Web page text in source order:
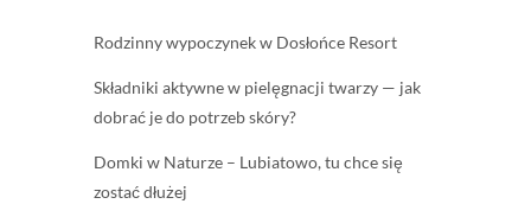
Rodzinny wypoczynek w Dosłońce Resort
Składniki aktywne w pielęgnacji twarzy — jak
dobrać je do potrzeb skóry?
Domki w Naturze – Lubiatowo, tu chce się
zostać dłużej